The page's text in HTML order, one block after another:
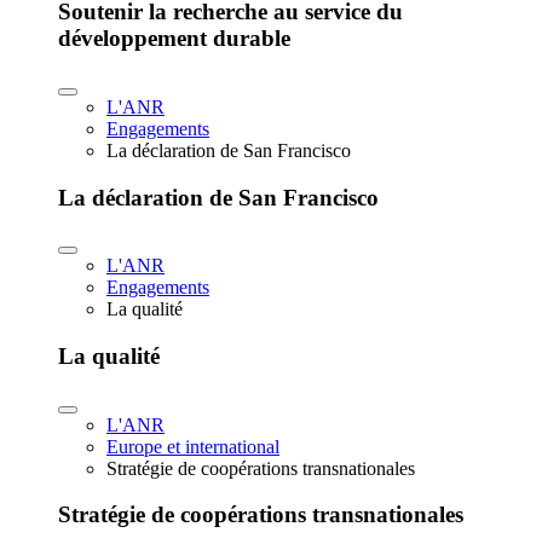
Soutenir la recherche au service du
développement durable
L'ANR
Engagements
La déclaration de San Francisco
La déclaration de San Francisco
L'ANR
Engagements
La qualité
La qualité
L'ANR
Europe et international
Stratégie de coopérations transnationales
Stratégie de coopérations transnationales